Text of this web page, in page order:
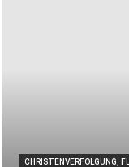
CHRISTENVERFOLGUNG,